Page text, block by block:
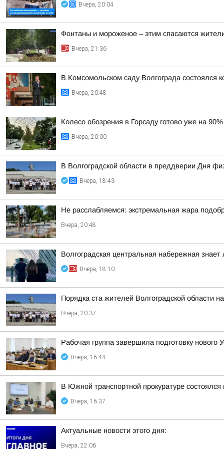
Вчера, 20:04
Фонтаны и мороженое – этим спасаются
Вчера, 21:36
В Комсомольском саду Волгограда состоялся
Вчера, 20:48
Колесо обозрения в Горсаду готово уже на 90%
Вчера, 20:00
В Волгоградской области в преддверии Дня
Вчера, 18:43
Не расслабляемся: экстремальная жара
Вчера, 20:48
Волгоградская центральная набережная
Вчера, 18:10
Порядка ста жителей Волгоградской области
Вчера, 20:37
Рабочая группа завершила подготовку нового
Вчера, 16:44
В Южной транспортной прокуратуре
Вчера, 16:37
Актуальные новости этого дня:
Вчера, 22:06